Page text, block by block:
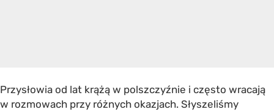
Przysłowia od lat krążą w polszczyźnie i często wracają
w rozmowach przy różnych okazjach. Słyszeliśmy